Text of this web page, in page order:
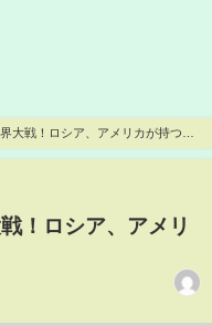
大戦！ロシア、アメリカが持つ核
！ロシア、アメリ